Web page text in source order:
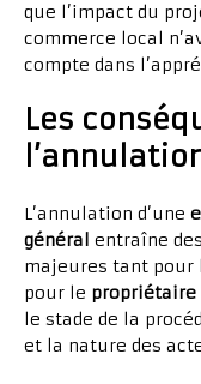
que l’impact du
commerce local
compte dans
Les
L’annulation d’une
général entraîne
majeures tant pour
pour le propriétaire
le stade de la
et la nature des